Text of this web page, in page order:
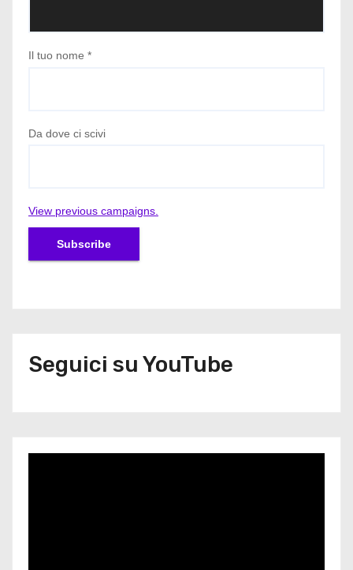
Il tuo nome *
Da dove ci scivi
View previous campaigns.
Seguici su YouTube